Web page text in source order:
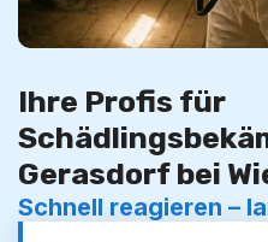
Ihre Profis für
Gerasdorf bei
Schnell reagieren –